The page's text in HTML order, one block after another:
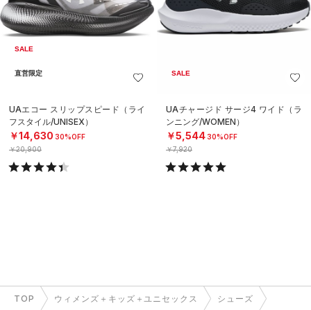
SALE
直営限定
UAエコー スリップスピード（ライ
フスタイル/UNISEX）
￥14,630 30%OFF
￥20,900
SALE
UAチャージド サージ4 ワイド（ラ
ンニング/WOMEN）
￥5,54430%OFF
￥7,920
TOP ウィメンズ＋キッズ＋ユニセックス シューズ